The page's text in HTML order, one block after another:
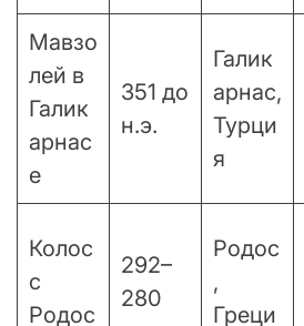
Мавзо
лей в
Галик
арнас
е
351 до
н.э.
Галик
арнас,
Турци
я
Колос
с
Родос
292–
280
Родос
,
Греци